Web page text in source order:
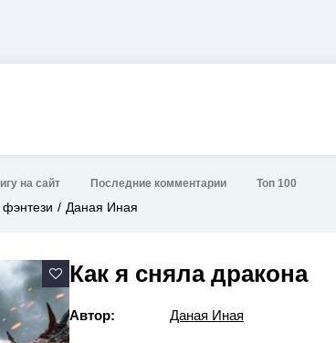
на сайт Последние комментарии Топ 100
Даная Иная
Как я сняла дракона
Автор: Даная Иная